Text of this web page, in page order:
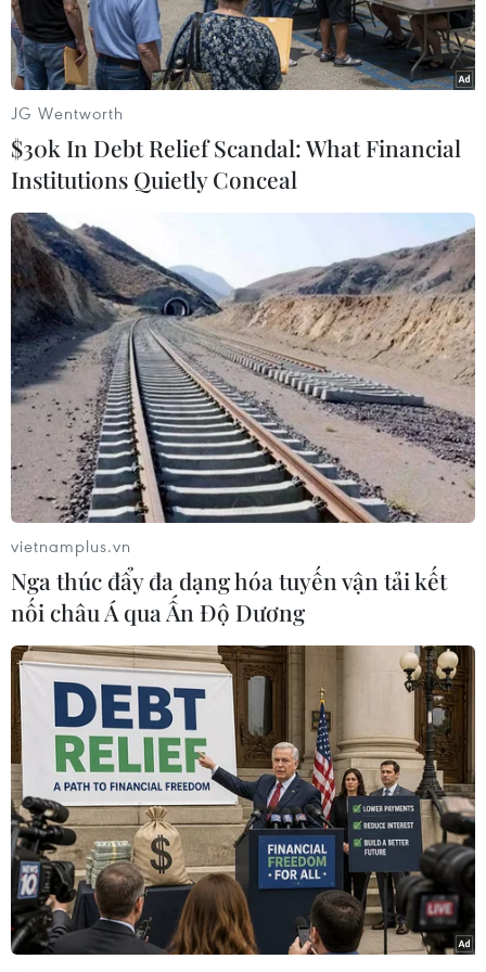
Lực lượng biên phòng của Ấn Độ và Trung Quốc. (Ảnh: PTI)
Ngày 16/6, quân đội Ấn Độ cho biết, một sỹ quan
và hai binh sỹ nước này đã thiệt mạng trong
một vụ "đụng độ bạo lực" với quân đội Trung
Quốc ở biên giới hai nước xảy ra một ngày trước
đó.
Theo tuyên bố của quân đội Ấn Độ, vụ đụng độ
xảy ra ở khu vực thung lũng Galwan vào thời
điểm hai nước đang trong quá trình giảm căng
thẳng. Hiện giới chức quân sự cấp cao hai nước
đang nỗ lực đàm phán để xoa dịu tình hình.
[Ấn Độ khẳng định kiểm soát tình hình dọc
biên giới với Trung Quốc]
Trong hơn 5 tuần qua, quân đội Trung Quốc và
Ấn Độ đã liên tục có nhiều vụ đụng độ ở
Pangong Tso, Thung lũng Galwan, Demchok và
Daulat Beg ở khu vực Đông Ladakh.
Nguyên nhân xuất phát từ việc Trung Quốc
phản đối Ấn Độ bắt đầu xây dựng một tuyến
đường quan trọng ở khu vực hồ Pangong Tso.
JG Wentworth
$30k In Debt Relief Scandal: What Financial
Institutions Quietly Conceal
vietnamplus.vn
Nga thúc đẩy đa dạng hóa tuyến vận tải kết
nối châu Á qua Ấn Độ Dương